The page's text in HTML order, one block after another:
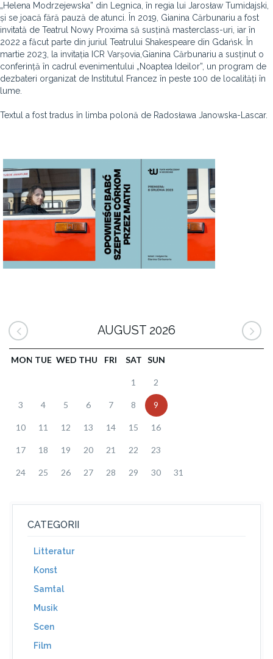
„Helena Modrzejewska” din Legnica, în regia lui Jarosław Tumidajski,
și se joacă fără pauză de atunci. În 2019, Gianina Cărbunariu a fost
invitată de Teatrul Nowy Proxima să susțină masterclass-uri, iar în
2022 a făcut parte din juriul Teatrului Shakespeare din Gdańsk. În
martie 2023, la invitația ICR Varșovia,Gianina Cărbunariu a susținut o
conferință în cadrul evenimentului „Noaptea Ideilor”, un program de
dezbateri organizat de Institutul Francez în peste 100 de localități în
lume.
Textul a fost tradus în limba polonă de Radosława Janowska-Lascar.
AUGUST 2026
MON TUE WED THU FRI SAT SUN
1 2
3 4 5 6 7 8 9
10 11 12 13 14 15 16
17 18 19 20 21 22 23
24 25 26 27 28 29 30 31
CATEGORII
Litteratur
Konst
Samtal
Musik
Scen
Film